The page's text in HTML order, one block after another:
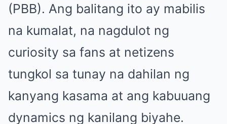
(PBB). Ang balitang ito ay mabilis
na kumalat, na nagdulot ng
curiosity sa fans at netizens
tungkol sa tunay na dahilan ng
kanyang kasama at ang kabuuang
dynamics ng kanilang biyahe.